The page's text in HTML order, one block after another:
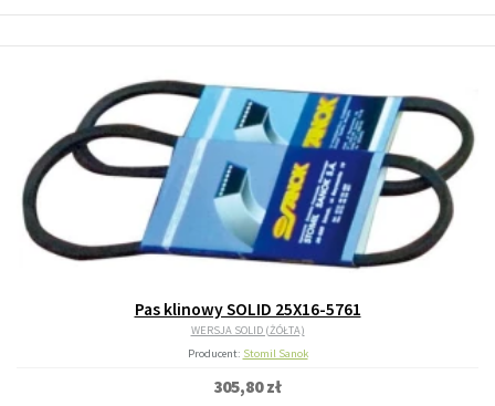
Pas klinowy SOLID 25X16-5761
WERSJA SOLID (ŻÓŁTA)
Producent: Stomil Sanok
305,80 zł